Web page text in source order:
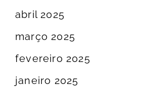
abril 2025
março 2025
fevereiro 2025
janeiro 2025